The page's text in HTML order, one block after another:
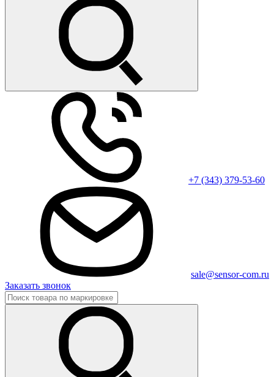
+7 (343) 379-53-60
sale@sensor-com.ru
Заказать звонок